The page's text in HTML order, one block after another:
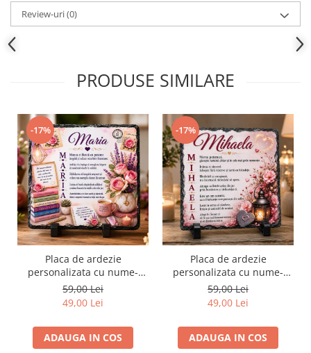
Review-uri(0)
PRODUSE SIMILARE
-17%
Placa de ardezie
personalizata cu nume-
Maria
59,00 Lei
49,00 Lei
ADAUGA IN COS
-17%
Placa de ardezie
personalizata cu nume-
Mihaela
59,00 Lei
49,00 Lei
ADAUGA IN COS